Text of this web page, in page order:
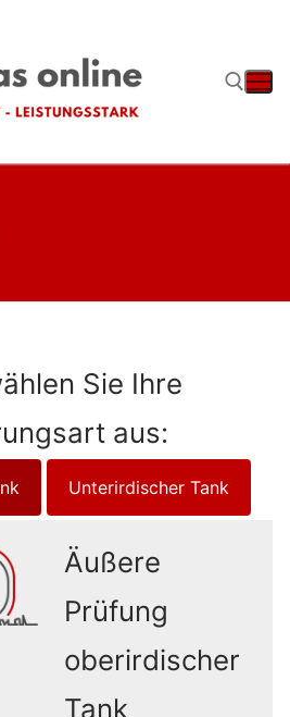
Sie Ihre
aus:
Unterirdischer Tank
Äußere
Prüfung
oberirdischer
Tank